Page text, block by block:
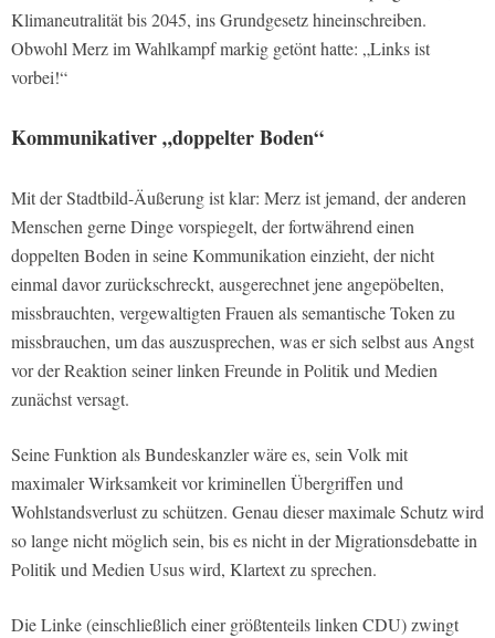
Klimaneutralität bis 2045, ins Grundgesetz hineinschreiben.
Obwohl Merz im Wahlkampf markig getönt hatte: „Links ist
vorbei!“
Kommunikativer „doppelter Boden“
Mit der Stadtbild-Äußerung ist klar: Merz ist jemand, der anderen
Menschen gerne Dinge vorspiegelt, der fortwährend einen
doppelten Boden in seine Kommunikation einzieht, der nicht
einmal davor zurückschreckt, ausgerechnet jene angepöbelten,
missbrauchten, vergewaltigten Frauen als semantische Token zu
missbrauchen, um das auszusprechen, was er sich selbst aus Angst
vor der Reaktion seiner linken Freunde in Politik und Medien
zunächst versagt.
Seine Funktion als Bundeskanzler wäre es, sein Volk mit
maximaler Wirksamkeit vor kriminellen Übergriffen und
Wohlstandsverlust zu schützen. Genau dieser maximale Schutz wird
so lange nicht möglich sein, bis es nicht in der Migrationsdebatte in
Politik und Medien Usus wird, Klartext zu sprechen.
Die Linke (einschließlich einer größtenteils linken CDU) zwingt